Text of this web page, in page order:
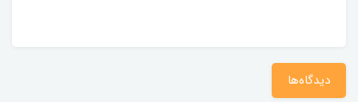
دیدگاه‌ها